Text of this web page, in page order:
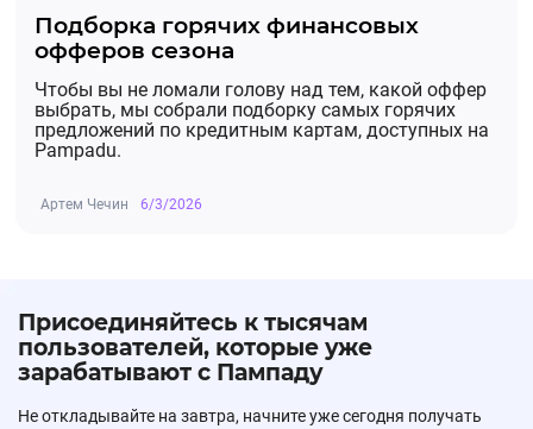
Подборка горячих финансовых
офферов сезона
Чтобы вы не ломали голову над тем, какой оффер
выбрать, мы собрали подборку самых горячих
предложений по кредитным картам, доступных на
Pampadu.
Артем Чечин 6/3/2026
Присоединяйтесь к тысячам
пользователей, которые уже
зарабатывают с Пампаду
Не откладывайте на завтра, начните уже сегодня получать